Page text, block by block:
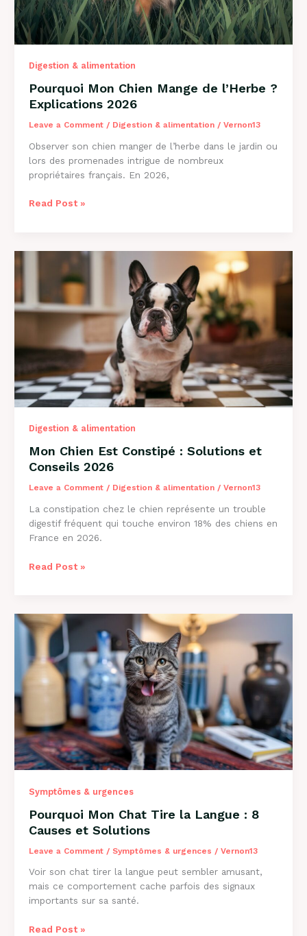
Digestion & alimentation
Pourquoi Mon Chien Mange de l’Herbe ?
Explications 2026
Leave a Comment / Digestion & alimentation/ Vernon13
Observer son chien manger de l’herbe dans le jardin ou
lors des promenades intrigue de nombreux
propriétaires français. En 2026,
Pourquoi
l’Herbe
Explications
2026
Read Post »
Digestion & alimentation
Mon Chien Est Constipé : Solutions et
Conseils 2026
Leave a Comment / Digestion & alimentation/ Vernon13
La constipation chez le chien représente un trouble
digestif fréquent qui touche environ 18% des chiens en
France en 2026.
Mon
:
Solutions
Conseils
2026
Read Post »
Symptômes & urgences
Pourquoi Mon Chat Tire la Langue : 8
Causes et Solutions
Leave a Comment / Symptômes & urgences / Vernon13
Voir son chat tirer la langue peut sembler amusant,
mais ce comportement cache parfois des signaux
importants sur sa santé.
Pourquoi
Read Post »